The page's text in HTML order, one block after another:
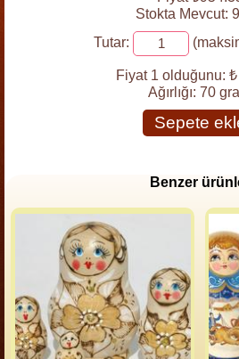
Stokta Mevcut:
Tutar:
Fiyat 1 olduğunu:
Ağırlığı: 70
Sepete
Benzer